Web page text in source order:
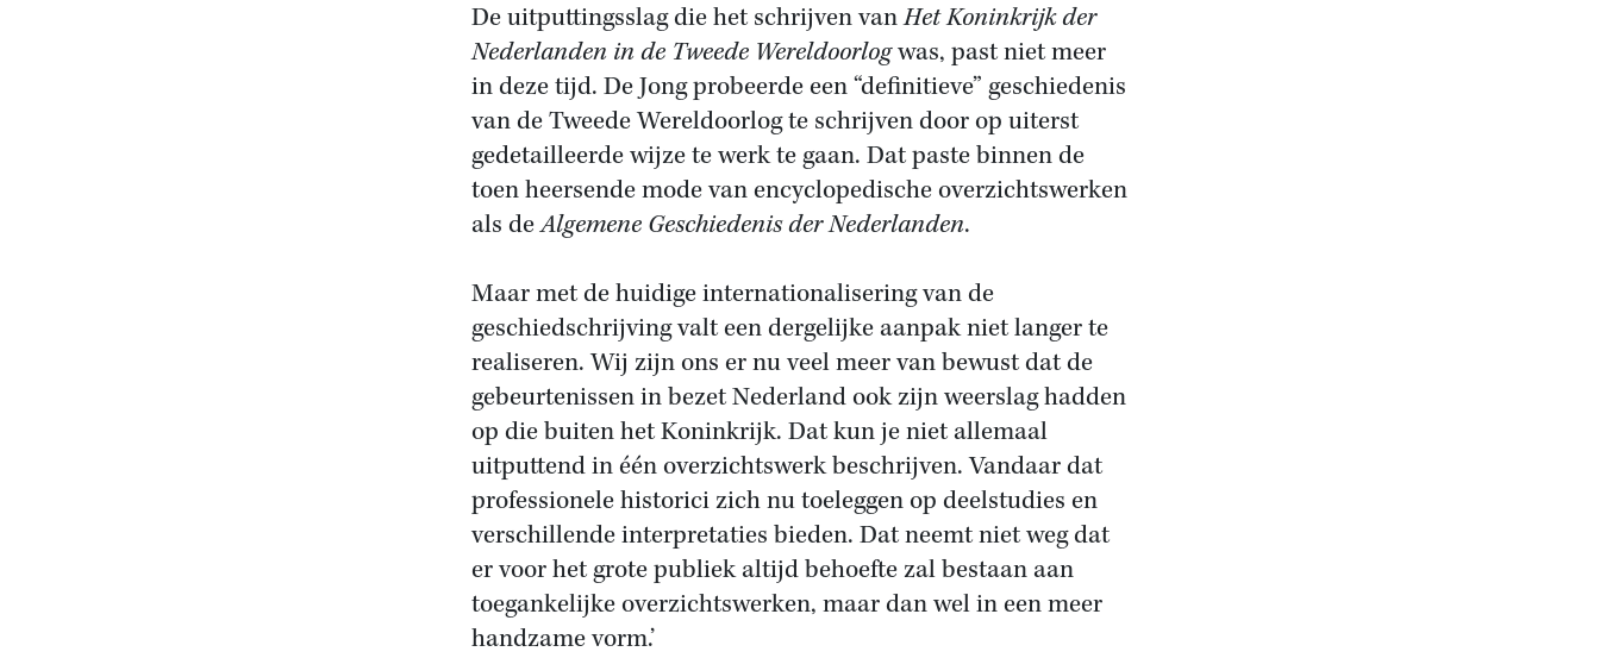
De uitputtingsslag die het schrijven vanHet Koninkrijk der
Nederlanden in de Tweede Wereldoorlogwas, past niet meer
in deze tijd. De Jong probeerde een “definitieve” geschiedenis
van de Tweede Wereldoorlog te schrijven door op uiterst
gedetailleerde wijze te werk te gaan. Dat paste binnen de
toen heersende mode van encyclopedische overzichtswerken
als deAlgemene Geschiedenis der Nederlanden.
Maar met de huidige internationalisering van de
geschiedschrijving valt een dergelijke aanpak niet langer te
realiseren. Wij zijn ons er nu veel meer van bewust dat de
gebeurtenissen in bezet Nederland ook zijn weerslag hadden
op die buiten het Koninkrijk. Dat kun je niet allemaal
uitputtend in één overzichtswerk beschrijven. Vandaar dat
professionele historici zich nu toeleggen op deelstudies en
verschillende interpretaties bieden. Dat neemt niet weg dat
er voor het grote publiek altijd behoefte zal bestaan aan
toegankelijke overzichtswerken, maar dan wel in een meer
handzame vorm.’